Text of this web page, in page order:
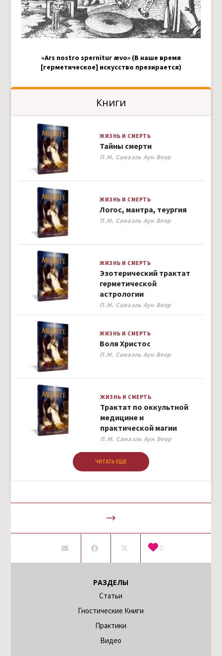
«Ars nostro spernitur ævo» (В наше время
[герметическое] искусство презирается)
Книги
ЖИЗНЬ И СМЕРТЬ
Тайны смерти
Author
П.М. Самаэль Аун Веор
ЖИЗНЬ И СМЕРТЬ
Логос, мантра, теургия
Author
П.М. Самаэль Аун Веор
ЖИЗНЬ И СМЕРТЬ
Эзотерический трактат
герметической
астрологии
Author
П.М. Самаэль Аун Веор
ЖИЗНЬ И СМЕРТЬ
Воля Христос
Author
П.М. Самаэль Аун Веор
ЖИЗНЬ И СМЕРТЬ
Трактат по оккультной
медицине и
практической магии
Author
П.М. Самаэль Аун Веор
ЧИТАТЬ ЕЩЕ
0
РАЗДЕЛЫ
Статьи
Гностические Книги
Практики
Видео